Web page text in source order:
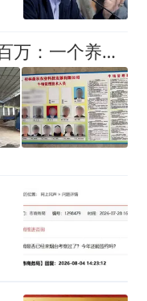
从“零风险零投入”到负债百万：一个养牛项目崩盘后，谁该为农户的贷款买单丨红星调查